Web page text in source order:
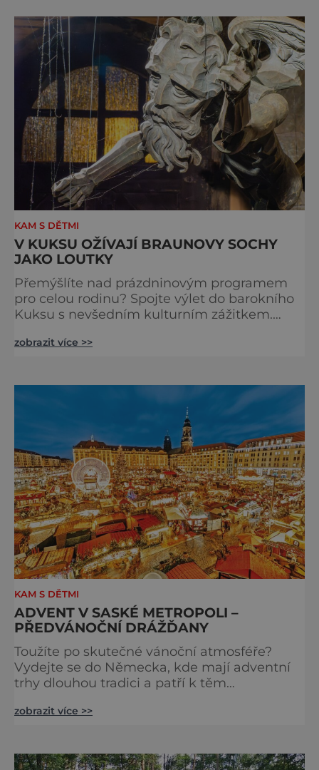
KAM S DĚTMI
V KUKSU OŽÍVAJÍ BRAUNOVY SOCHY
JAKO LOUTKY
Přemýšlíte nad prázdninovým programem
pro celou rodinu? Spojte výlet do barokního
Kuksu s nevšedním kulturním zážitkem.
Comoedien-Hausu zve na stálou expozici
Matyáše Bernarda Brauna nejen z Kuksu.
Výstava Braunova socha loutkou představuje
padesát autorských loutek řezbáře a scénog
zobrazit více >>
KAM S DĚTMI
ADVENT V SASKÉ METROPOLI –
PŘEDVÁNOČNÍ DRÁŽĎANY
Toužíte po skutečné vánoční atmosféře?
Vydejte se do Německa, kde mají adventní
trhy dlouhou tradici a patří k těm
českým hranicím najdete v Drážďanech –
S norimberským Christkindlesmarktem se
zobrazit více >>